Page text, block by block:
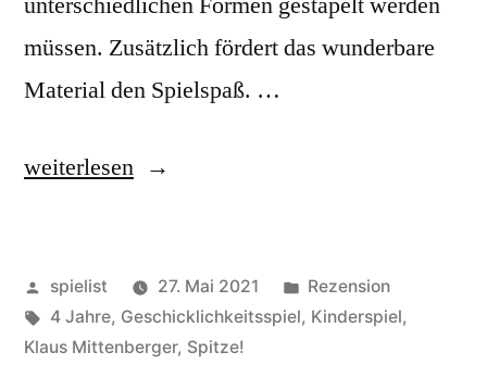
müssen. Zusätzlich fördert das wunderbare
Material den Spielspaß. …
„Tier
weiterlesen
Veröffentlicht
von
spielist 27. Mai 2021
Veröffentlicht
in
Rezension
Schlagwörter:
4 Jahre, Geschicklichkeitsspiel, Kinderspiel,
Klaus Mittenberger, Spitze!